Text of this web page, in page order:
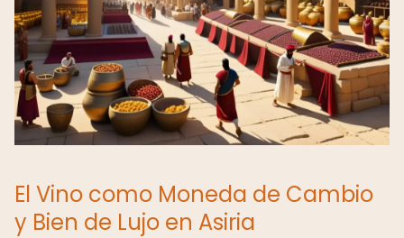
El Vino como Moneda de Cambio
y Bien de Lujo en Asiria